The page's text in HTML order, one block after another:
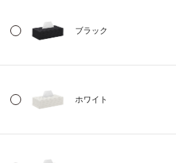
ブラック
ホワイト